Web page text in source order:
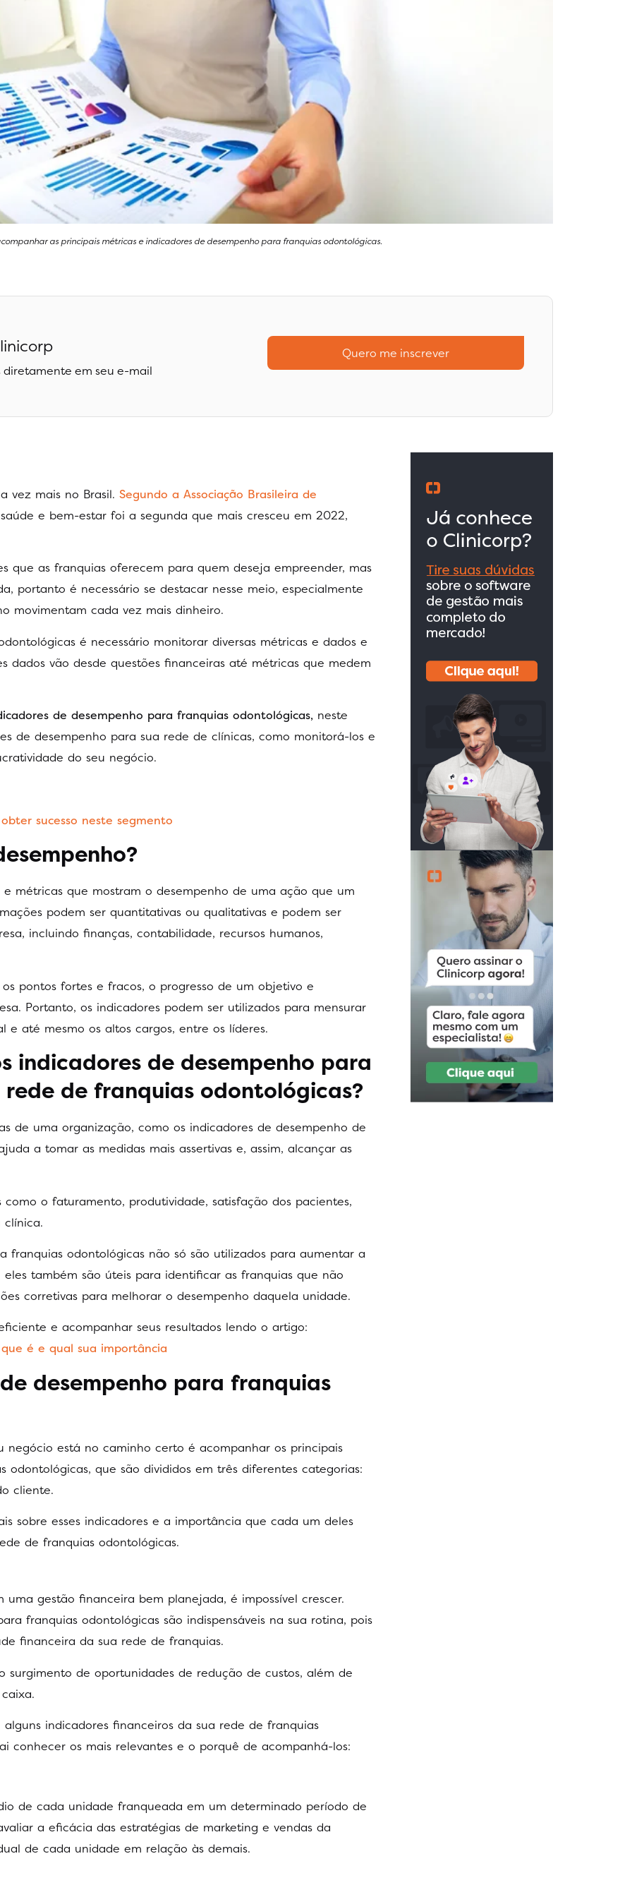
as principais métricas e indicadores de desempenho para franquias odontológicas.
diretamente em seu e-mail
Quero me inscrever
vez mais no Brasil. Segundo a Associação Brasileira de
e bem-estar foi a segunda que mais cresceu em 2022,
que as franquias oferecem para quem deseja empreender, mas
portanto é necessário se destacar nesse meio, especialmente
movimentam cada vez mais dinheiro.
é necessário monitorar diversas métricas e dados e
dados vão desde questões financeiras até métricas que medem
de desempenho para franquias odontológicas, neste
de desempenho para sua rede de clínicas, como monitorá-los e
do seu negócio.
sucesso neste segmento
métricas que mostram o desempenho de uma ação que um
podem ser quantitativas ou qualitativas e podem ser
incluindo finanças, contabilidade, recursos humanos,
pontos fortes e fracos, o progresso de um objetivo e
Portanto, os indicadores podem ser utilizados para mensurar
até mesmo os altos cargos, entre os líderes.
indicadores de desempenho para
de franquias odontológicas?
de uma organização, como os indicadores de desempenho de
a tomar as medidas mais assertivas e, assim, alcançar as
o faturamento, produtividade, satisfação dos pacientes,
clínica.
franquias odontológicas não só são utilizados para aumentar a
também são úteis para identificar as franquias que não
corretivas para melhorar o desempenho daquela unidade.
e acompanhar seus resultados lendo o artigo:
é e qual sua importância
desempenho para franquias
negócio está no caminho certo é acompanhar os principais
odontológicas, que são divididos em três diferentes categorias:
cliente.
sobre esses indicadores e a importância que cada um deles
de franquias odontológicas.
gestão financeira bem planejada, é impossível crescer.
franquias odontológicas são indispensáveis na sua rotina, pois
financeira da sua rede de franquias.
surgimento de oportunidades de redução de custos, além de
indicadores financeiros da sua rede de franquias
conhecer os mais relevantes e o porquê de acompanhá-los:
de cada unidade franqueada em um determinado período de
a eficácia das estratégias de marketing e vendas da
de cada unidade em relação às demais.